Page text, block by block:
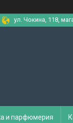
ул. Чокина, 118,
и парфюмерия